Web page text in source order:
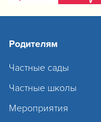
Родителям
Частные сады
Частные школы
Мероприятия